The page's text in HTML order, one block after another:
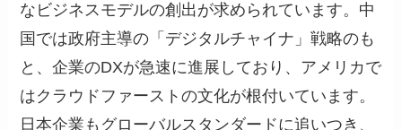
なビジネスモデルの創出が求められています。中
国では政府主導の「デジタルチャイナ」戦略のも
と、企業のDXが急速に進展しており、アメリカで
はクラウドファーストの文化が根付いています。
日本企業もグローバルスタンダードに追いつき、